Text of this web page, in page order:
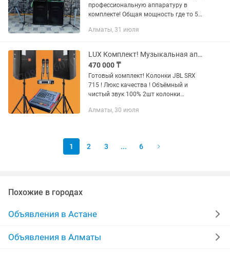
профессиональную аппаратуру в
комплекте! Общая мощность где то 5
дюймовые мощные колонки (фирмы
Алматы, 31 июля
LUX Комплект! Музыкальная аппаратура!
470 000 ₸
Готовый комплект! Колонки JBL SRX
715 ! Люкс качества ! Объёмный и
чистый звук 100% 2шт колонки
1шт активный пульт PEAVEY 700ватт
Алматы, 30 июля
1 2 3 ... 6
Похожие в городах
Объявления в Астане
Объявления в Алматы